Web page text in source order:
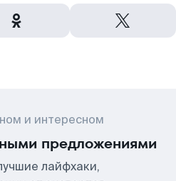
и интересном
предложениями
лайфхаки,